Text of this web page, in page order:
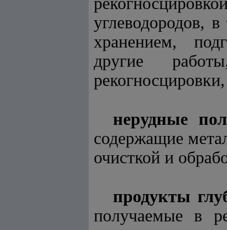
углеводородов,
хранением,
другие
нерудные
содержащие
очисткой и
продукты
получаемые в